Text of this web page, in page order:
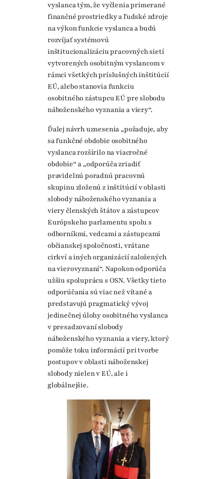
vyslanca tým, že vyčlenia primerané
finančné prostriedky a ľudské zdroje
na výkon funkcie vyslanca a budú
rozvíjať systémovú
inštitucionalizáciu pracovných sietí
vytvorených osobitným vyslancom v
rámci všetkých príslušných inštitúcií
EÚ, alebo stanovia funkciu
osobitného zástupcu EÚ pre slobodu
náboženského vyznania a viery“.
Ďalej návrh uznesenia „požaduje, aby
sa funkčné obdobie osobitného
vyslanca rozšírilo na viacročné
obdobie“ a „odporúča zriadiť
pravidelnú poradnú pracovnú
skupinu zloženú z inštitúcií v oblasti
slobody náboženského vyznania a
viery členských štátov a zástupcov
Európskeho parlamentu spolu s
odborníkmi, vedcami a zástupcami
občianskej spoločnosti, vrátane
cirkví a iných organizácií založených
na vierovyznaní“. Napokon odporúča
užšiu spoluprácu s OSN. Všetky tieto
odporúčania sú viac než vítané a
predstavujú pragmatický vývoj
jedinečnej úlohy osobitného vyslanca
v presadzovaní slobody
náboženského vyznania a viery, ktorý
pomôže toku informácií pri tvorbe
postupov v oblasti náboženskej
slobody nielen v EÚ, ale i
globálnejšie.